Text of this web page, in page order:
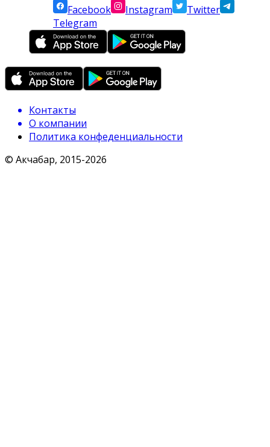
Facebook
Instagram
Twitter
Telegram
Контакты
О компании
Политика конфеденциальности
© Акчабар, 2015-2026